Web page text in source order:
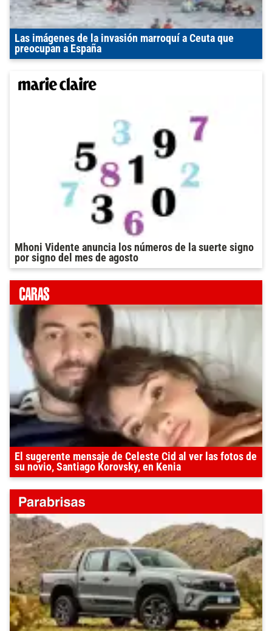
Las imágenes de la invasión marroquí a Ceuta que
preocupan a España
Mhoni Vidente anuncia los números de la suerte signo
por signo del mes de agosto
El sugerente mensaje de Celeste Cid al ver las fotos de
su novio, Santiago Korovsky, en Kenia